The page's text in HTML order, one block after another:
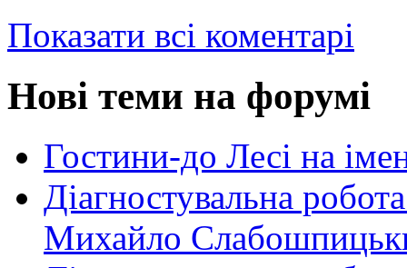
Показати всі коментарі
Нові теми на форумі
Гостини-до Лесі на
Діагностувальна
Михайло